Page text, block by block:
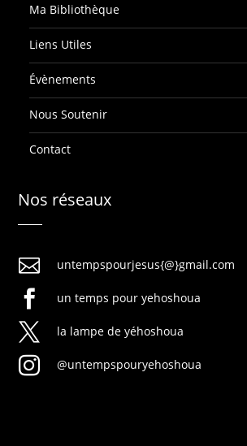
Ma Bibliothèque
Liens Utiles
Évènements
Nous Soutenir
Contact
Nos réseaux
 untempspourjesus{@}gmail.com
 un temps pour yehoshoua
 la lampe de yéhoshoua
 @untempspouryehoshoua